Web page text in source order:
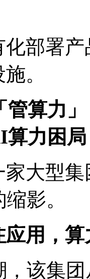
化部署产
。
算力」
算力困局
型集团
影。
应用
，该